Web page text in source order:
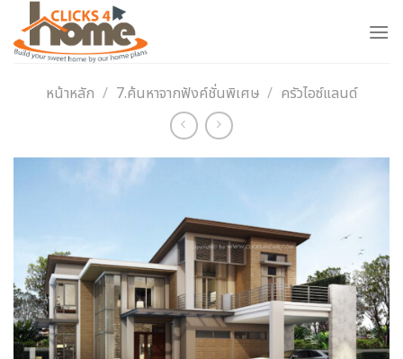
content
หน้าหลัก / 7.ค้นหาจากฟังค์ชั่นพิเศษ / ครัวไอซ์แลนด์